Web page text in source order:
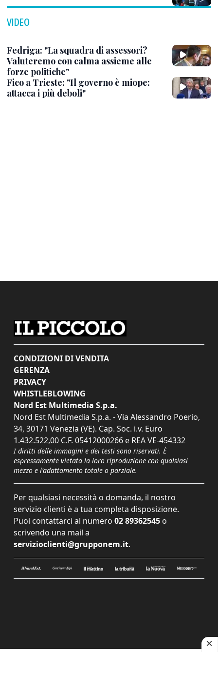
VIDEO
Fedriga: "La squadra di assessori?
Valuteremo con calma assieme alle
forze politiche"
Fico a Trieste: "Il governo è miope:
attacca i più deboli"
CONDIZIONI DI VENDITA
GERENZA
PRIVACY
WHISTLEBLOWING
Nord Est Multimedia S.p.a.
Nord Est Multimedia S.p.a. - Via Alessandro Poerio,
34, 30171 Venezia (VE). Cap. Soc. i.v. Euro
1.432.522,00 C.F. 05412000266 e REA VE-454332
I diritti delle immagini e dei testi sono riservati. È
espressamente vietata la loro riproduzione con qualsiasi
mezzo e l'adattamento totale o parziale.
Per qualsiasi necessità o domanda, il nostro
servizio clienti è a tua completa disposizione.
Puoi contattarci al numero 02 89362545 o
scrivendo una mail a
servizioclienti@grupponem.it.